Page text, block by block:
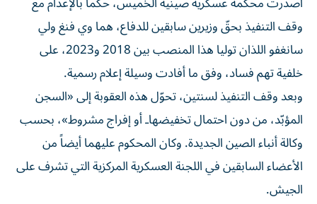
وقف التنفيذ بحقّ وزيرين سابقين للدفاع، هما وي فنغ ولي
سانغفو اللذان توليا هذا المنصب بين 2018 و2023، على
خلفية تهم فساد، وفق ما أفادت وسيلة إعلام رسمية.
وبعد وقف التنفيذ لسنتين، تحوّل هذه العقوبة إلى «السجن
المؤبّد، من دون احتمال تخفيضهاـ أو إفراج مشروط»، بحسب
وكالة أنباء الصين الجديدة. وكان المحكوم عليهما أيضاً من
الأعضاء السابقين في اللجنة العسكرية المركزية التي تشرف على
الجيش.